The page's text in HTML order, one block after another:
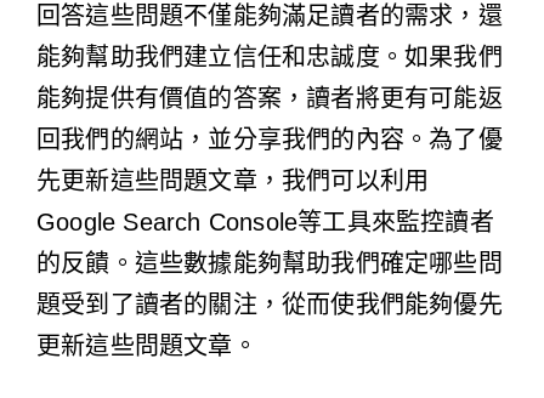
回答這些問題不僅能夠滿足讀者的需求，還
能夠幫助我們建立信任和忠誠度。如果我們
能夠提供有價值的答案，讀者將更有可能返
回我們的網站，並分享我們的內容。為了優
先更新這些問題文章，我們可以利用
Google Search Console等工具來監控讀者
的反饋。這些數據能夠幫助我們確定哪些問
題受到了讀者的關注，從而使我們能夠優先
更新這些問題文章。